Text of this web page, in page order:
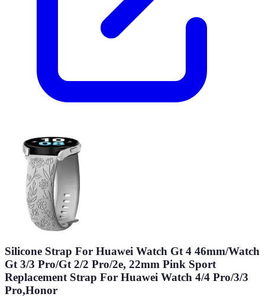
Silicone Strap For Huawei Watch Gt 4 46mm/Watch
Gt 3/3 Pro/Gt 2/2 Pro/2e, 22mm Pink Sport
Replacement Strap For Huawei Watch 4/4 Pro/3/3
Pro,Honor